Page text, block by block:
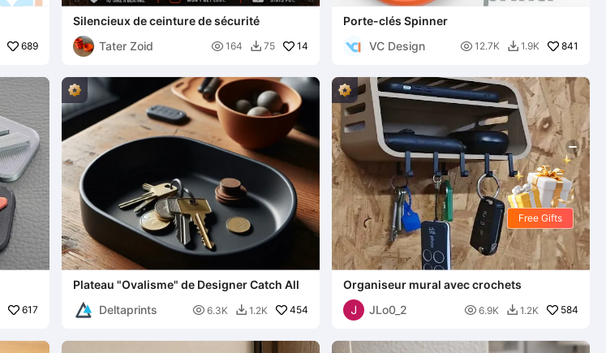
689
Silencieux de ceinture de sécurité
Tater Zoid
 164  75 14
Porte-clés Spinner
VC Design
 12.7K  1.9K 841
617
Plateau "Ovalisme" de Designer Catch All
Deltaprints
 6.3K  1.2K 454
Organiseur mural avec crochets
JLo0_2
 6.9K  1.2K 584
Free Gifts